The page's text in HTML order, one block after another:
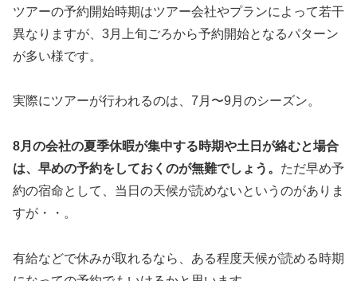
ツアーの予約開始時期はツアー会社やプランによって若干
異なりますが、3月上旬ごろから予約開始となるパターン
が多い様です。
実際にツアーが行われるのは、7月〜9月のシーズン。
8月の会社の夏季休暇が集中する時期や土日が絡むと場合
は、早めの予約をしておくのが無難でしょう。 ただ早め予
約の宿命として、当日の天候が読めないというのがありま
すが・・。
有給などで休みが取れるなら、ある程度天候が読める時期